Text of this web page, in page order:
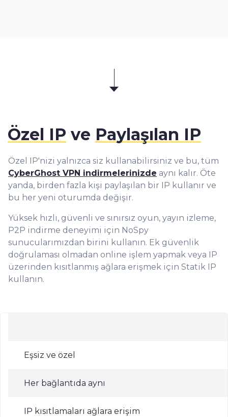
Özel IP ve Paylaşılan IP
Özel IP'nizi yalnızca siz kullanabilirsiniz ve bu, tüm
CyberGhost VPN indirmelerinizde aynı kalır. Öte
yanda, birden fazla kişi paylaşılan bir IP kullanır ve
bu her yeni oturumda değişir.
Yüksek hızlı, güvenli ve sınırsız oyun, yayın izleme,
P2P indirme deneyimi için NoSpy
sunucularımızdan birini kullanın. Ek güvenlik
doğrulaması olmadan online işlem yapmak veya IP
üzerinden kısıtlanmış ağlara erişmek için Statik IP
kullanın.
Eşsiz ve özel
Her bağlantıda aynı
IP kısıtlamaları ağlara erişim